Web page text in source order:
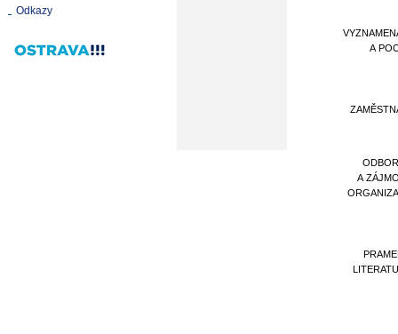
Odkazy
A
A